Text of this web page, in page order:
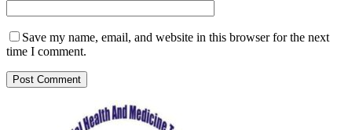
Save my name, email, and website in this browser for the next
time I comment.